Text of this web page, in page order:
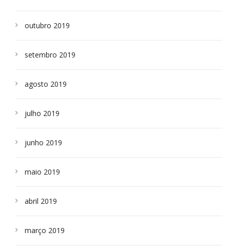
outubro 2019
setembro 2019
agosto 2019
julho 2019
junho 2019
maio 2019
abril 2019
março 2019